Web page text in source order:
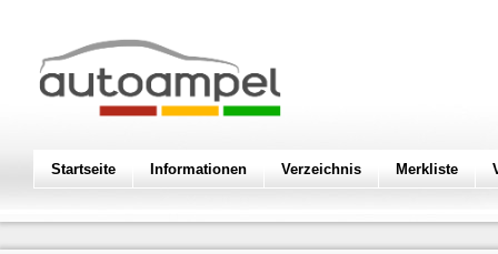
Startseite Informationen Verzeichnis Merkliste